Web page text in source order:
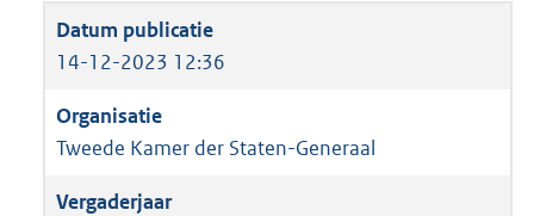
14-12-2023 12:36
Tweede Kamer der Staten-Generaal